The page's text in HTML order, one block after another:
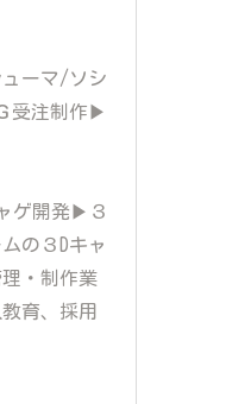
ーマ/ソシ
受注制作▶
ゲ開発▶３
の３Dキャ
・制作業
育、採用